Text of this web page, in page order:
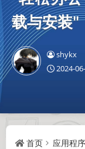
载与安装"
shykx
2024-
首页 应用程序